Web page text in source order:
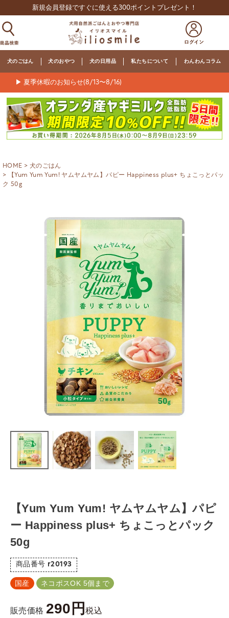
新規会員登録ですぐに使える300ポイントプレゼント！
犬のごはん 犬のおやつ 犬の日用品 私たちについて わんわんコラム
▶ 夏季休暇のお知らせ(8/13〜8/16)
HOME
犬のごはん
【Yum Yum Yum! ヤムヤムヤム】パピー Happiness plus+ ちょこっとパッ
ク 50g
【Yum Yum Yum! ヤムヤムヤム】パピ
ー Happiness plus+ ちょこっとパック
50g
商品番号 r20193
国産 ネコポスOK 5個まで
販売価格 290 税込